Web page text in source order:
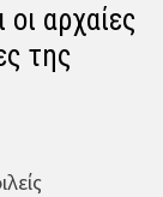
αρχαίες
της